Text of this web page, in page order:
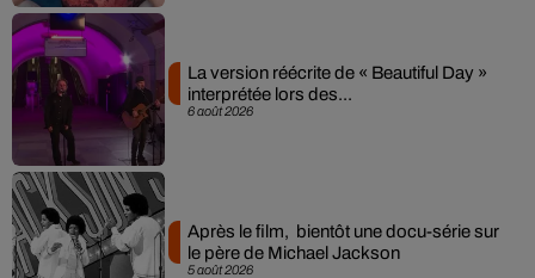
6 août 2026
La version réécrite de « Beautiful Day »
interprétée lors des...
5 août 2026
Après le film, bientôt une docu-série sur
le père de Michael Jackson